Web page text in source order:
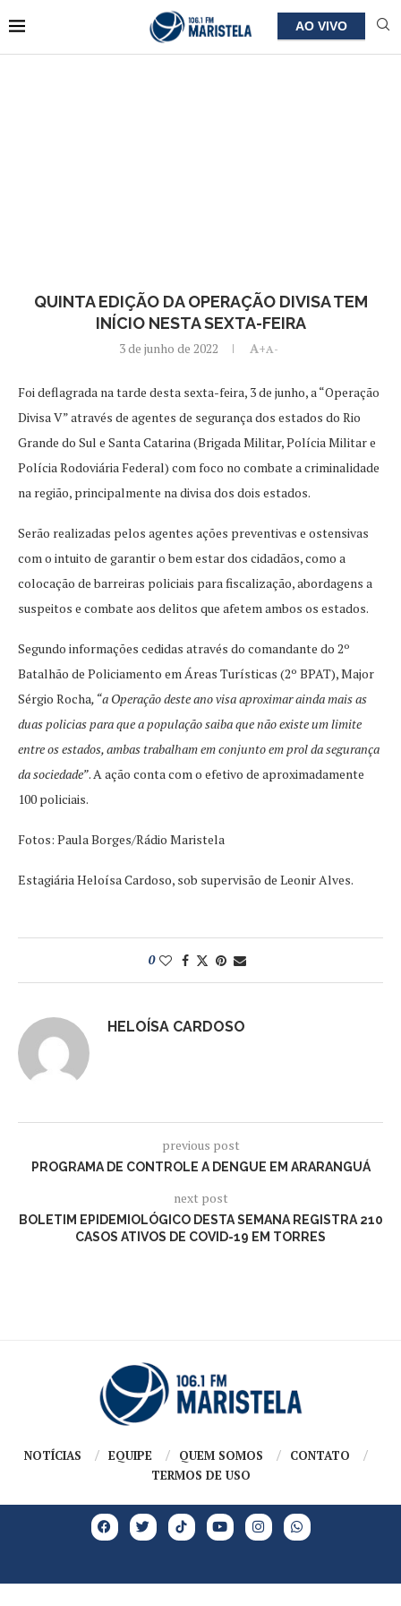
AO VIVO
QUINTA EDIÇÃO DA OPERAÇÃO DIVISA TEM
INÍCIO NESTA SEXTA-FEIRA
3 de junho de 2022 A+A-
Foi deflagrada na tarde desta sexta-feira, 3 de junho, a “Operação
Divisa V” através de agentes de segurança dos estados do Rio
Grande do Sul e Santa Catarina (Brigada Militar, Polícia Militar e
Polícia Rodoviária Federal) com foco no combate a criminalidade
na região, principalmente na divisa dos dois estados.
Serão realizadas pelos agentes ações preventivas e ostensivas
com o intuito de garantir o bem estar dos cidadãos, como a
colocação de barreiras policiais para fiscalização, abordagens a
suspeitos e combate aos delitos que afetem ambos os estados.
Segundo informações cedidas através do comandante do 2º
Batalhão de Policiamento em Áreas Turísticas (2º BPAT), Major
Sérgio Rocha, “a Operação deste ano visa aproximar ainda mais as
duas policias para que a população saiba que não existe um limite
entre os estados, ambas trabalham em conjunto em prol da segurança
da sociedade”. A ação conta com o efetivo de aproximadamente
100 policiais.
Fotos: Paula Borges/Rádio Maristela
Estagiária Heloísa Cardoso, sob supervisão de Leonir Alves.
0
HELOÍSA CARDOSO
previous post
PROGRAMA DE CONTROLE A DENGUE EM ARARANGUÁ
next post
BOLETIM EPIDEMIOLÓGICO DESTA SEMANA REGISTRA 210
CASOS ATIVOS DE COVID-19 EM TORRES
NOTÍCIAS EQUIPE QUEM SOMOS
CONTATO
TERMOS DE USO